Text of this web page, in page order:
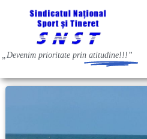
„Devenim prioritate prin atitudine!!!”